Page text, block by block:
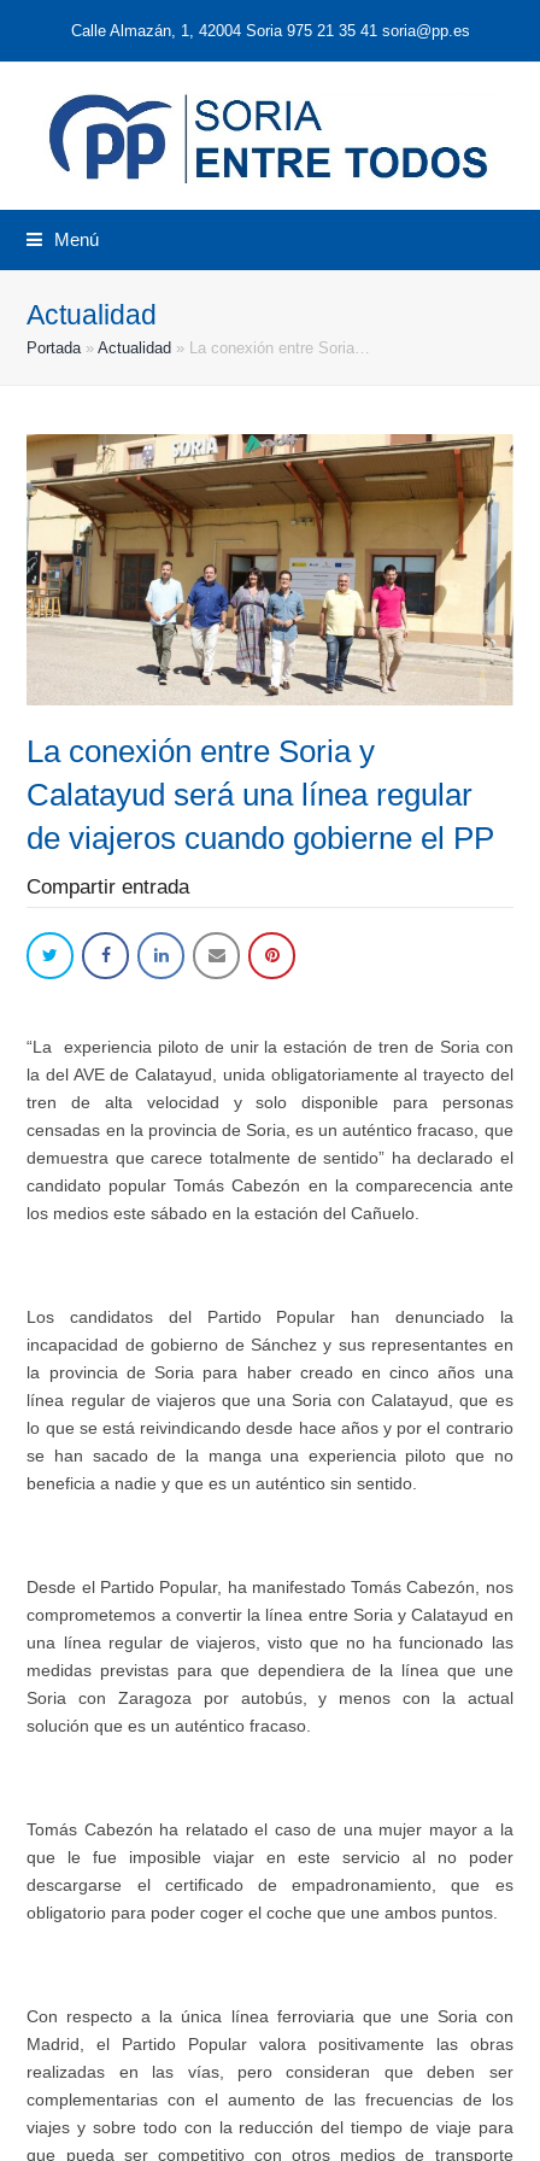
Calle Almazán, 1, 42004 Soria 975 21 35 41 soria@pp.es
Menú
Actualidad
Portada»Actualidad » La conexión entre Soria…
La conexión entre Soria y
Calatayud será una línea regular
de viajeros cuando gobierne el PP
Compartir entrada
“La experiencia piloto de unir la estación de tren de Soria con
la del AVE de Calatayud, unida obligatoriamente al trayecto del
tren de alta velocidad y solo disponible para personas
censadas en la provincia de Soria, es un auténtico fracaso, que
demuestra que carece totalmente de sentido” ha declarado el
candidato popular Tomás Cabezón en la comparecencia ante
los medios este sábado en la estación del Cañuelo.
Los candidatos del Partido Popular han denunciado la
incapacidad de gobierno de Sánchez y sus representantes en
la provincia de Soria para haber creado en cinco años una
línea regular de viajeros que una Soria con Calatayud, que es
lo que se está reivindicando desde hace años y por el contrario
se han sacado de la manga una experiencia piloto que no
beneficia a nadie y que es un auténtico sin sentido.
Desde el Partido Popular, ha manifestado Tomás Cabezón, nos
comprometemos a convertir la línea entre Soria y Calatayud en
una línea regular de viajeros, visto que no ha funcionado las
medidas previstas para que dependiera de la línea que une
Soria con Zaragoza por autobús, y menos con la actual
solución que es un auténtico fracaso.
Tomás Cabezón ha relatado el caso de una mujer mayor a la
que le fue imposible viajar en este servicio al no poder
descargarse el certificado de empadronamiento, que es
obligatorio para poder coger el coche que une ambos puntos.
Con respecto a la única línea ferroviaria que une Soria con
Madrid, el Partido Popular valora positivamente las obras
realizadas en las vías, pero consideran que deben ser
complementarias con el aumento de las frecuencias de los
viajes y sobre todo con la reducción del tiempo de viaje para
que pueda ser competitivo con otros medios de transporte